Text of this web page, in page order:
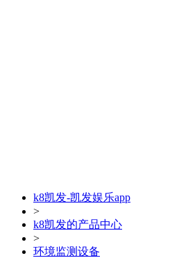
k8凯发-凯发娱乐app
>
k8凯发的产品中心
>
环境监测设备